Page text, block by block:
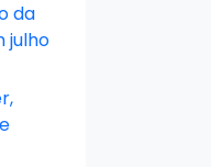
da
julho